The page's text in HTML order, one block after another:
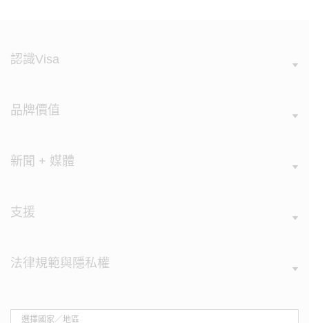
認識Visa
品牌價值
新聞 + 媒體
支援
法律規範與隱私權
選擇國家／地區